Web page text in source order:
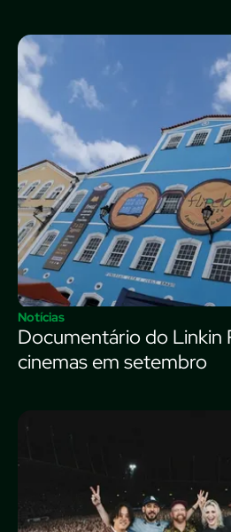
Notícias
Documentário do Linkin
cinemas em setembro